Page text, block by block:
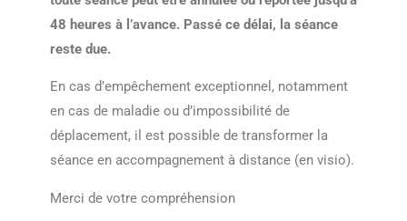
48 heures à l’avance. Passé ce délai, la séance
reste due.
En cas d’empêchement exceptionnel, notamment
en cas de maladie ou d’impossibilité de
déplacement, il est possible de transformer la
séance en accompagnement à distance (en visio).
Merci de votre compréhension